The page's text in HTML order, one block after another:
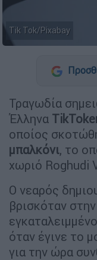
Tik Tok/Pixabay
Τραγωδία
Έλληνα
οποίος
μπαλκόνι, το
χωριό Roghudi
Ο νεαρός
βρισκόταν
εγκαταλειμμένο
όταν έγινε το
για την ώρα